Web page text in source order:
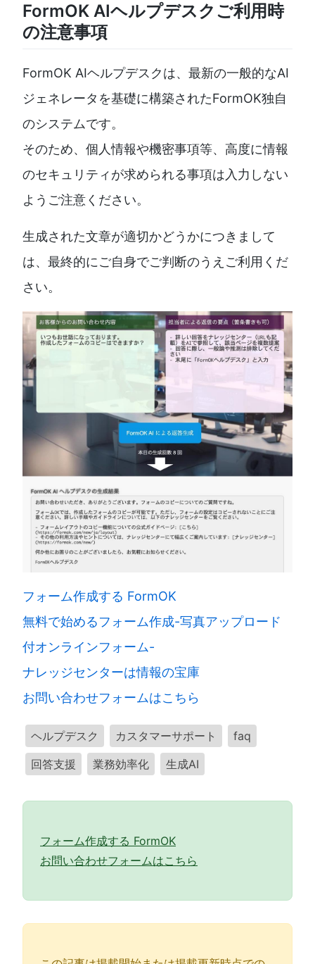
FormOK AIヘルプデスクご利用時
の注意事項
FormOK AIヘルプデスクは、最新の一般的なAI
ジェネレータを基礎に構築されたFormOK独自
のシステムです。
そのため、個人情報や機密事項等、高度に情報
のセキュリティが求められる事項は入力しない
ようご注意ください。
生成された文章が適切かどうかにつきまして
は、最終的にご自身でご判断のうえご利用くだ
さい。
フォーム作成する FormOK
無料で始めるフォーム作成-写真アップロード
付オンラインフォーム-
ナレッジセンターは情報の宝庫
お問い合わせフォームはこちら
ヘルプデスク カスタマーサポート
faq
回答支援
業務効率化 生成AI
フォーム作成する FormOK
お問い合わせフォームはこちら